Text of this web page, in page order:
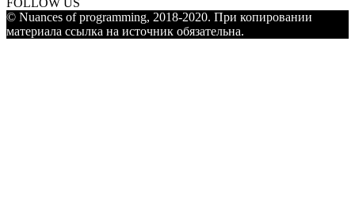
© Nuances of programming, 2018-2020. При копировании
материала ссылка на источник обязательна.